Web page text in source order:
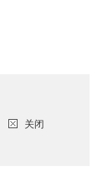
关闭